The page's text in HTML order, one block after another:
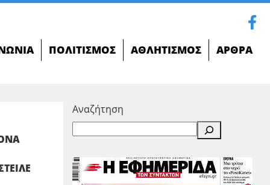
ΠΟΛΙΤΙΣΜΌΣ ΑΘΛΗΤΙΣΜΌΣ ΆΡΘΡΑ
Αναζήτηση